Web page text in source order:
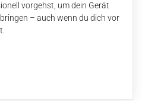
vorgehst, um dein Gerät
– auch wenn du dich vor